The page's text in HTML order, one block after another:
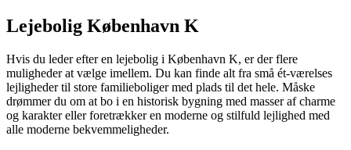
Lejebolig København K
Hvis du leder efter en lejebolig i København K, er der flere
muligheder at vælge imellem. Du kan finde alt fra små ét-værelses
lejligheder til store familieboliger med plads til det hele. Måske
drømmer du om at bo i en historisk bygning med masser af charme
og karakter eller foretrækker en moderne og stilfuld lejlighed med
alle moderne bekvemmeligheder.